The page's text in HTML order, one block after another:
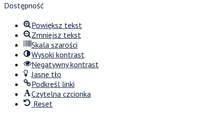
Dostępność
Powiększ tekst
Zmniejsz tekst
Skala szarości
Wysoki kontrast
Negatywny kontrast
Jasne tło
Podkreśl linki
Czytelna czcionka
Reset